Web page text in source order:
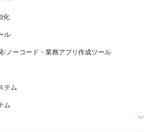
化
ル
/ノーコード・業務アプリ作成ツール
テム
ム